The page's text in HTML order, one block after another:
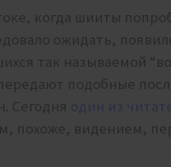
когда шииты
ожидать,
так называемой
подобные
Сегодня один из
похоже, видением,